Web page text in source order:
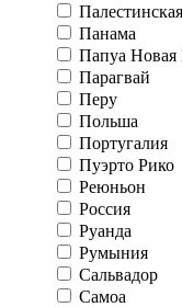
Панама
Папуа Новая
Парагвай
Перу
Польша
Португалия
Пуэрто Рико
Реюньон
Россия
Руанда
Румыния
Сальвадор
Самоа